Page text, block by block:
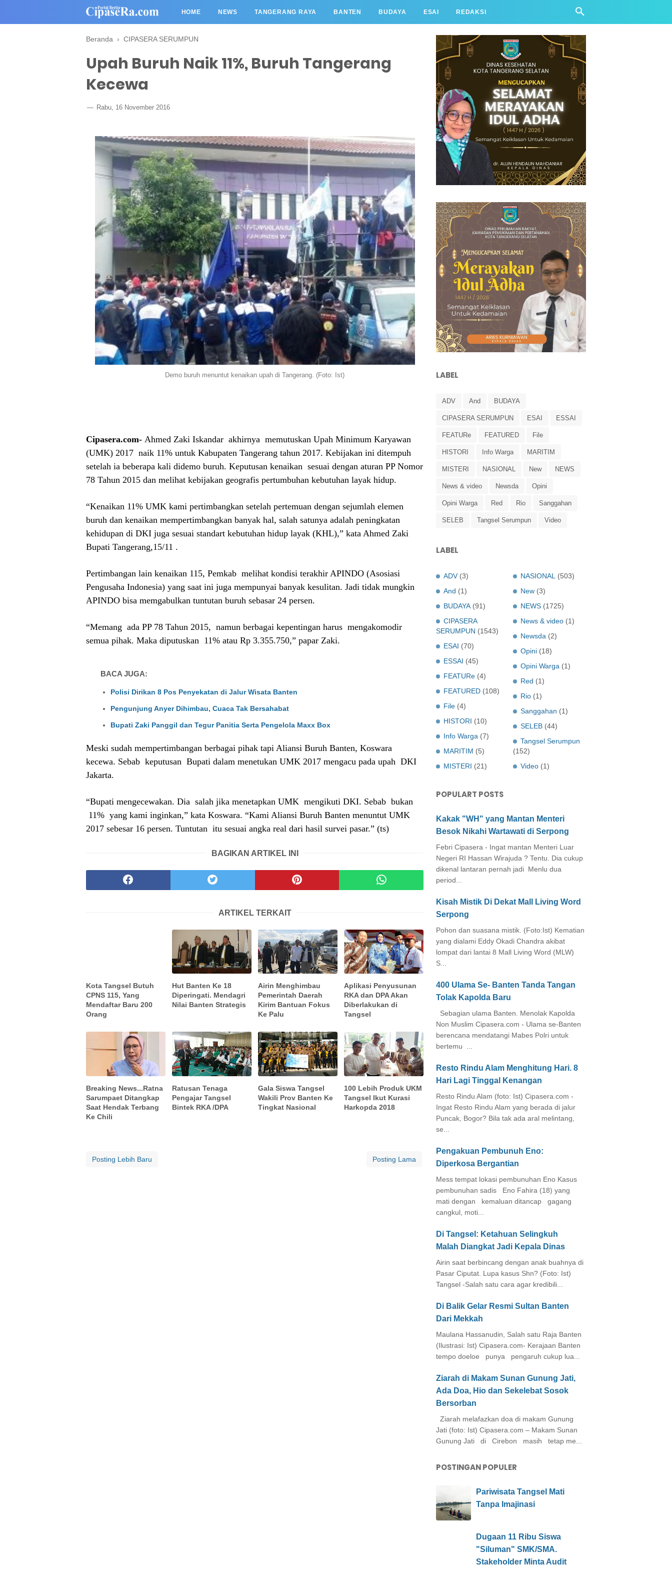
HOME NEWS TANGERANG RAYA BANTEN BUDAYA ESAI REDAKSI
Beranda › CIPASERA SERUMPUN
Upah Buruh Naik 11%, Buruh Tangerang
Kecewa
Rabu, 16 November 2016
Demo buruh menuntut kenaikan upah di Tangerang. (Foto: Ist)
Cipasera.com- Ahmed Zaki Iskandar akhirnya memutuskan Upah Minimum Karyawan
(UMK) 2017 naik 11% untuk Kabupaten Tangerang tahun 2017. Kebijakan ini ditempuh
setelah ia beberapa kali didemo buruh. Keputusan kenaikan sesuai dengan aturan PP Nomor
78 Tahun 2015 dan melihat kebijakan geografis pertumbuhan kebutuhan layak hidup.
“Kenaikan 11% UMK kami pertimbangkan setelah pertemuan dengan sejumlah elemen
buruh dan kenaikan mempertimbangkan banyak hal, salah satunya adalah peningkatan
kehidupan di DKI juga sesuai standart kebutuhan hidup layak (KHL),” kata Ahmed Zaki
Bupati Tangerang,15/11 .
Pertimbangan lain kenaikan 115, Pemkab melihat kondisi terakhir APINDO (Asosiasi
Pengusaha Indonesia) yang saat ini juga mempunyai banyak kesulitan. Jadi tidak mungkin
APINDO bisa memgabulkan tuntutan buruh sebasar 24 persen.
“Memang ada PP 78 Tahun 2015, namun berbagai kepentingan harus mengakomodir
semua pihak. Maka diputuskan 11% atau Rp 3.355.750,” papar Zaki.
BACA JUGA:
Polisi Dirikan 8 Pos Penyekatan di Jalur Wisata Banten
Pengunjung Anyer Dihimbau, Cuaca Tak Bersahabat
Bupati Zaki Panggil dan Tegur Panitia Serta Pengelola Maxx Box
Meski sudah mempertimbangan berbagai pihak tapi Aliansi Buruh Banten, Koswara
kecewa. Sebab keputusan Bupati dalam menetukan UMK 2017 mengacu pada upah DKI
Jakarta.
“Bupati mengecewakan. Dia salah jika menetapkan UMK mengikuti DKI. Sebab bukan
11% yang kami inginkan,” kata Koswara. “Kami Aliansi Buruh Banten menuntut UMK
2017 sebesar 16 persen. Tuntutan itu sesuai angka real dari hasil survei pasar.” (ts)
BAGIKAN ARTIKEL INI
ARTIKEL TERKAIT
Kota Tangsel Butuh
CPNS 115, Yang
Mendaftar Baru 200
Orang
Hut Banten Ke 18
Diperingati. Mendagri
Nilai Banten Strategis
Airin Menghimbau
Pemerintah Daerah
Kirim Bantuan Fokus
Ke Palu
Aplikasi Penyusunan
RKA dan DPA Akan
Diberlakukan di
Tangsel
Breaking News...Ratna
Sarumpaet Ditangkap
Saat Hendak Terbang
Ke Chili
Ratusan Tenaga
Pengajar Tangsel
Bintek RKA /DPA
Gala Siswa Tangsel
Wakili Prov Banten Ke
Tingkat Nasional
100 Lebih Produk UKM
Tangsel Ikut Kurasi
Harkopda 2018
Posting Lebih Baru Posting Lama
LABEL
ADV And BUDAYA
CIPASERA SERUMPUN ESAI ESSAI
FEATURe FEATURED File
HISTORI Info Warga MARITIM
MISTERI NASIONAL New NEWS
News & video Newsda Opini
Opini Warga Red Rio Sanggahan
SELEB Tangsel Serumpun Video
LABEL
ADV (3)
And (1)
BUDAYA (91)
CIPASERA
SERUMPUN (1543)
ESAI (70)
ESSAI (45)
FEATURe (4)
FEATURED (108)
File (4)
HISTORI (10)
Info Warga (7)
MARITIM (5)
MISTERI (21)
NASIONAL
(503)
New (3)
NEWS (1725)
News & video (1)
Newsda (2)
Opini (18)
Opini Warga (1)
Red (1)
Rio (1)
Sanggahan (1)
SELEB (44)
Tangsel Serumpun
(152)
Video (1)
POPULART POSTS
Kakak "WH" yang Mantan Menteri
Besok Nikahi Wartawati di Serpong
Febri Cipasera - Ingat mantan Menteri Luar
Negeri RI Hassan Wirajuda ? Tentu. Dia cukup
dikenal lantaran pernah jadi Menlu dua
period...
Kisah Mistik Di Dekat Mall Living Word
Serpong
Pohon dan suasana mistik. (Foto:Ist) Kematian
yang dialami Eddy Okadi Chandra akibat
lompat dari lantai 8 Mall Living Word (MLW)
S...
400 Ulama Se- Banten Tanda Tangan
Tolak Kapolda Baru
Sebagian ulama Banten. Menolak Kapolda
Non Muslim Cipasera.com - Ulama se-Banten
berencana mendatangi Mabes Polri untuk
bertemu ...
Resto Rindu Alam Menghitung Hari. 8
Hari Lagi Tinggal Kenangan
Resto Rindu Alam (foto: Ist) Cipasera.com -
Ingat Resto Rindu Alam yang berada di jalur
Puncak, Bogor? Bila tak ada aral melintang,
se...
Pengakuan Pembunuh Eno:
Diperkosa Bergantian
Mess tempat lokasi pembunuhan Eno Kasus
pembunuhan sadis Eno Fahira (18) yang
mati dengan kemaluan ditancap gagang
cangkul, moti...
Di Tangsel: Ketahuan Selingkuh
Malah Diangkat Jadi Kepala Dinas
Airin saat berbincang dengan anak buahnya di
Pasar Ciputat. Lupa kasus Shn? (Foto: Ist)
Tangsel -Salah satu cara agar kredibili...
Di Balik Gelar Resmi Sultan Banten
Dari Mekkah
Maulana Hassanudin, Salah satu Raja Banten
(Ilustrasi: Ist) Cipasera.com- Kerajaan Banten
tempo doeloe punya pengaruh cukup lua...
Ziarah di Makam Sunan Gunung Jati,
Ada Doa, Hio dan Sekelebat Sosok
Bersorban
Ziarah melafazkan doa di makam Gunung
Jati (foto: Ist) Cipasera.com – Makam Sunan
Gunung Jati di Cirebon masih tetap me...
POSTINGAN POPULER
Pariwisata Tangsel Mati
Tanpa Imajinasi
Dugaan 11 Ribu Siswa
"Siluman" SMK/SMA.
Stakeholder Minta Audit